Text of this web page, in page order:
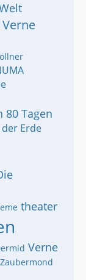
Verne
80 Tagen
Erde
theater
Verne
Zaubermond